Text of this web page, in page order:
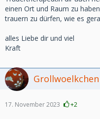
einen Ort und Raum zu
trauern zu dürfen, wie es
alles Liebe dir und viel
Kraft
Grollwoelkchen
17. November 2023 +2